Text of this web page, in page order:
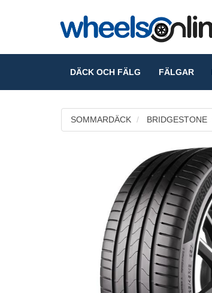
DÄCK OCH FÄLG FÄLGAR
SOMMARDÄCK BRIDGESTONE